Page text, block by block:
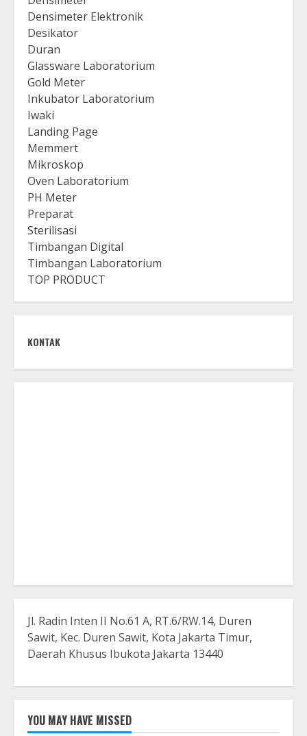
Densimeter Elektronik
Desikator
Duran
Glassware Laboratorium
Gold Meter
Inkubator Laboratorium
Iwaki
Landing Page
Memmert
Mikroskop
Oven Laboratorium
PH Meter
Preparat
Sterilisasi
Timbangan Digital
Timbangan Laboratorium
TOP PRODUCT
KONTAK
Jl. Radin Inten II No.61 A, RT.6/RW.14, Duren
Sawit, Kec. Duren Sawit, Kota Jakarta Timur,
Daerah Khusus Ibukota Jakarta 13440
YOU MAY HAVE MISSED